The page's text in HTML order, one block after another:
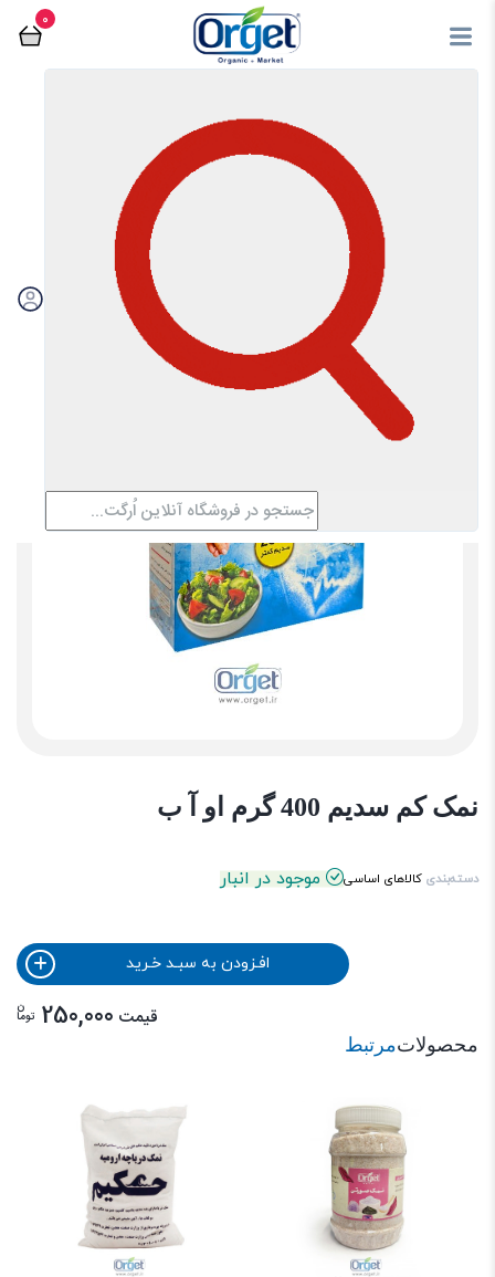
0
فروشگاه آنلاین اُرگت
کالاهای اساسی
نمک کم سدیم 400 گرم او آ ب
دسته‌بندی کالاهای اساسی موجود در انبار
افـزودن به سبـد خـرید
قیمت 250,000 توما
ن
محصولاتمرتبط